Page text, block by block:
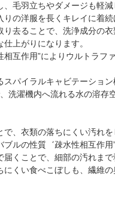
毛羽立ちやダメージも軽減
の洋服を長くキレイに着続
去ることで、洗浄成分の衣
上がりになります。
互作用”によりウルトラフ
パイラルキャビテーション
洗濯機内へ流れる水の溶存
、衣類の落ちにくい汚れ
ルの性質゛疎水性相互作用”
くことで、細部の汚れまで
くい食べこぼしも、繊維の